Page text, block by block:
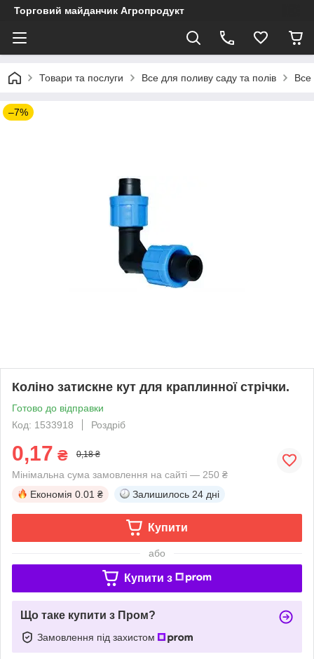
Торговий майданчик Агропродукт
Товари та послуги Все для поливу саду та полів Все
–7%
Коліно затискне кут для краплинної стрічки.
Готово до відправки
Код: 1533918
Роздріб
0,17 ₴ 0,18 ₴
Мінімальна сума замовлення на сайті — 250 ₴
Економія 0.01 ₴ Залишилось 24 дні
Купити
або
Купити з
Що таке купити з Пром?
Замовлення під захистом